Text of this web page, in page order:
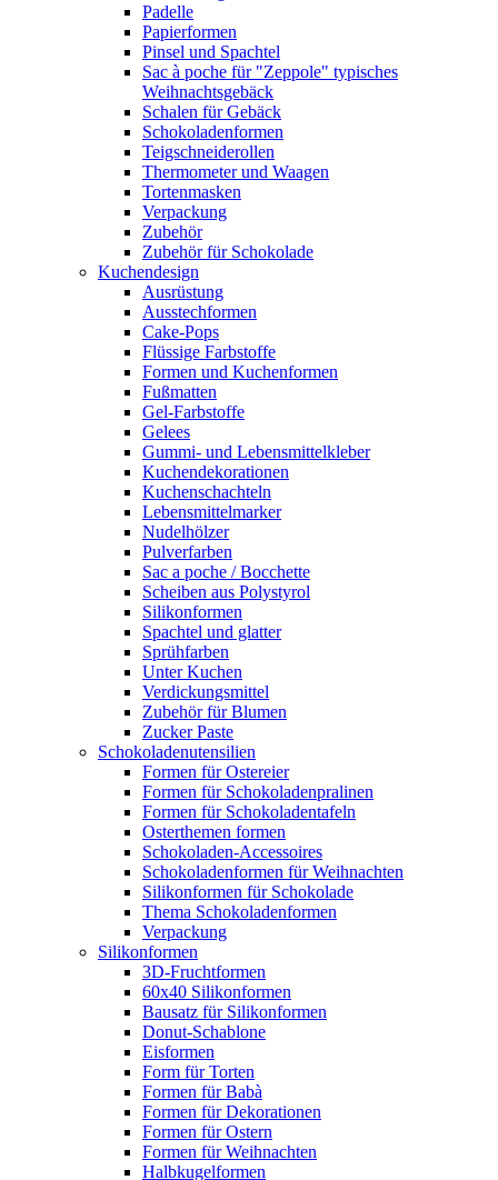
Padelle
Papierformen
Pinsel und Spachtel
Sac à poche für "Zeppole" typisches
Weihnachtsgebäck
Schalen für Gebäck
Schokoladenformen
Teigschneiderollen
Thermometer und Waagen
Tortenmasken
Verpackung
Zubehör
Zubehör für Schokolade
Kuchendesign
Ausrüstung
Ausstechformen
Cake-Pops
Flüssige Farbstoffe
Formen und Kuchenformen
Fußmatten
Gel-Farbstoffe
Gelees
Gummi- und Lebensmittelkleber
Kuchendekorationen
Kuchenschachteln
Lebensmittelmarker
Nudelhölzer
Pulverfarben
Sac a poche / Bocchette
Scheiben aus Polystyrol
Silikonformen
Spachtel und glatter
Sprühfarben
Unter Kuchen
Verdickungsmittel
Zubehör für Blumen
Zucker Paste
Schokoladenutensilien
Formen für Ostereier
Formen für Schokoladenpralinen
Formen für Schokoladentafeln
Osterthemen formen
Schokoladen-Accessoires
Schokoladenformen für Weihnachten
Silikonformen für Schokolade
Thema Schokoladenformen
Verpackung
Silikonformen
3D-Fruchtformen
60x40 Silikonformen
Bausatz für Silikonformen
Donut-Schablone
Eisformen
Form für Torten
Formen für Babà
Formen für Dekorationen
Formen für Ostern
Formen für Weihnachten
Halbkugelformen